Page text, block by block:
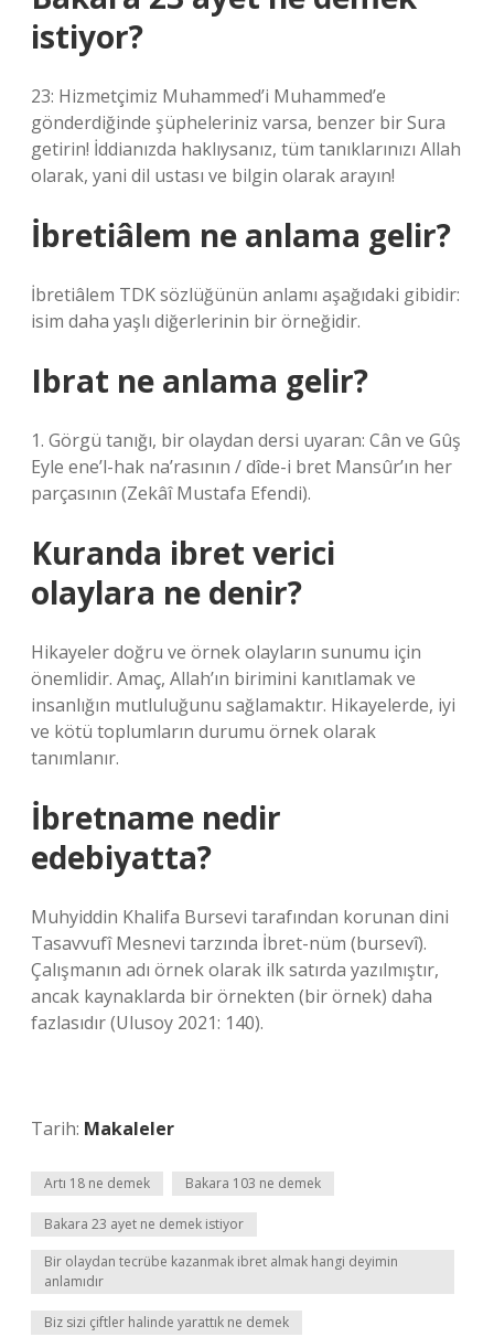
istiyor?
23: Hizmetçimiz Muhammed’i Muhammed’e
gönderdiğinde şüpheleriniz varsa, benzer bir Sura
getirin! İddianızda haklıysanız, tüm tanıklarınızı Allah
olarak, yani dil ustası ve bilgin olarak arayın!
İbretiâlem ne anlama gelir?
İbretiâlem TDK sözlüğünün anlamı aşağıdaki gibidir:
isim daha yaşlı diğerlerinin bir örneğidir.
Ibrat ne anlama gelir?
1. Görgü tanığı, bir olaydan dersi uyaran: Cân ve Gûş
Eyle ene’l-hak na’rasının / dîde-i bret Mansûr’ın her
parçasının (Zekâî Mustafa Efendi).
Kuranda ibret verici
olaylara ne denir?
Hikayeler doğru ve örnek olayların sunumu için
önemlidir. Amaç, Allah’ın birimini kanıtlamak ve
insanlığın mutluluğunu sağlamaktır. Hikayelerde, iyi
ve kötü toplumların durumu örnek olarak
tanımlanır.
İbretname nedir
edebiyatta?
Muhyiddin Khalifa Bursevi tarafından korunan dini
Tasavvufî Mesnevi tarzında İbret-nüm (bursevî).
Çalışmanın adı örnek olarak ilk satırda yazılmıştır,
ancak kaynaklarda bir örnekten (bir örnek) daha
fazlasıdır (Ulusoy 2021: 140).
Tarih: Makaleler
Artı 18 ne demek Bakara 103 ne demek
Bakara 23 ayet ne demek istiyor
Bir olaydan tecrübe kazanmak ibret almak hangi deyimin
anlamıdır
Biz sizi çiftler halinde yarattık ne demek